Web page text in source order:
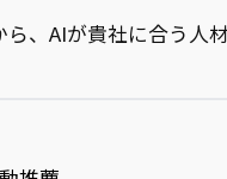
、AIが貴社に合う人